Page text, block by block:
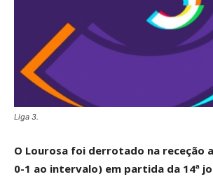
Liga 3.
O Lourosa foi derrotado na receção
0-1 ao intervalo) em partida da 14ª